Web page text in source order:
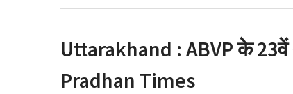
Uttarakhand : ABVP के 23वें
Pradhan Times